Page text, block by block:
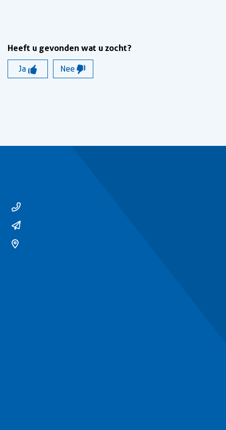
Heeft u gevonden wat u zocht?
Ja Nee